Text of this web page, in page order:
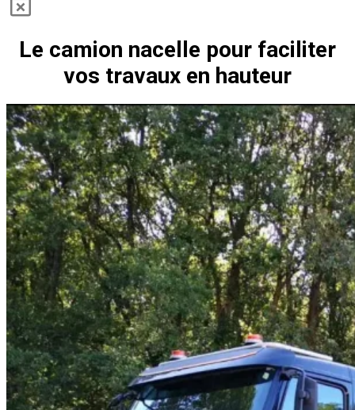
Le camion nacelle pour faciliter
vos travaux en hauteur